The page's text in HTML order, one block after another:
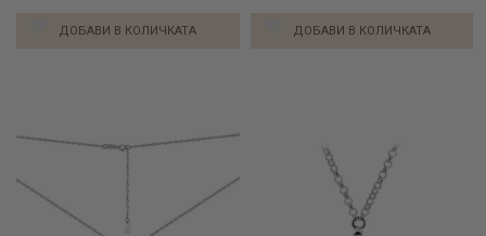
ДОБАВИ В КОЛИЧКАТА ДОБАВИ В КОЛИЧКАТА